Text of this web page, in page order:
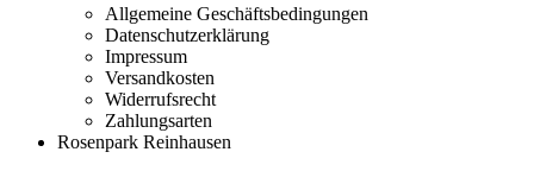
Allgemeine Geschäftsbedingungen
Datenschutzerklärung
Impressum
Versandkosten
Widerrufsrecht
Zahlungsarten
Rosenpark Reinhausen